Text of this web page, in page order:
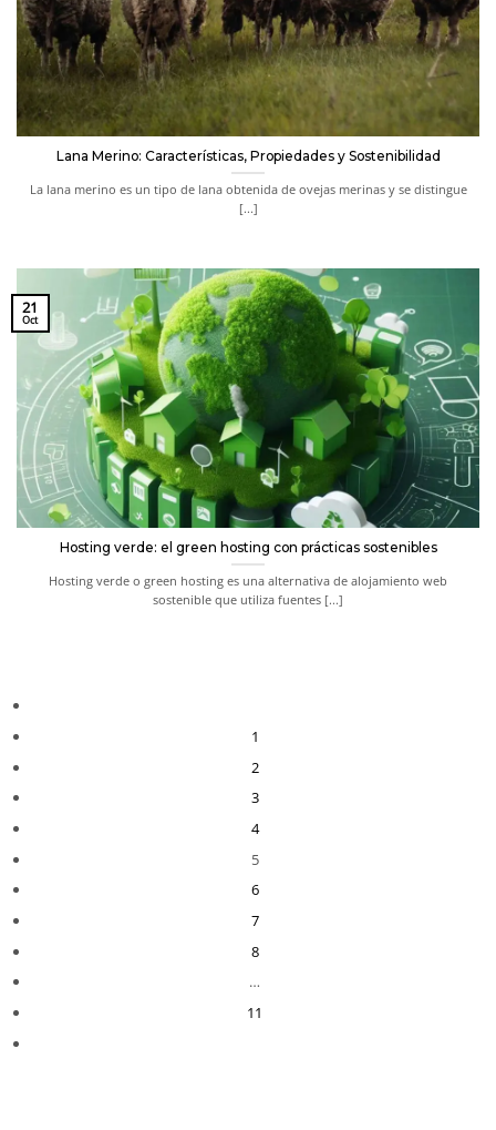
Lana Merino: Características, Propiedades y Sostenibilidad
La lana merino es un tipo de lana obtenida de ovejas merinas y se distingue
[...]
Hosting verde: el green hosting con prácticas sostenibles
Hosting verde o green hosting es una alternativa de alojamiento web
sostenible que utiliza fuentes [...]
21
Oct
1
2
3
4
5
6
7
8
…
11